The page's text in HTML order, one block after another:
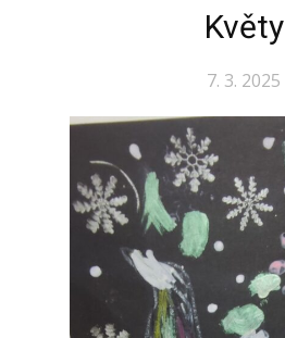
Květy
7. 3. 2025